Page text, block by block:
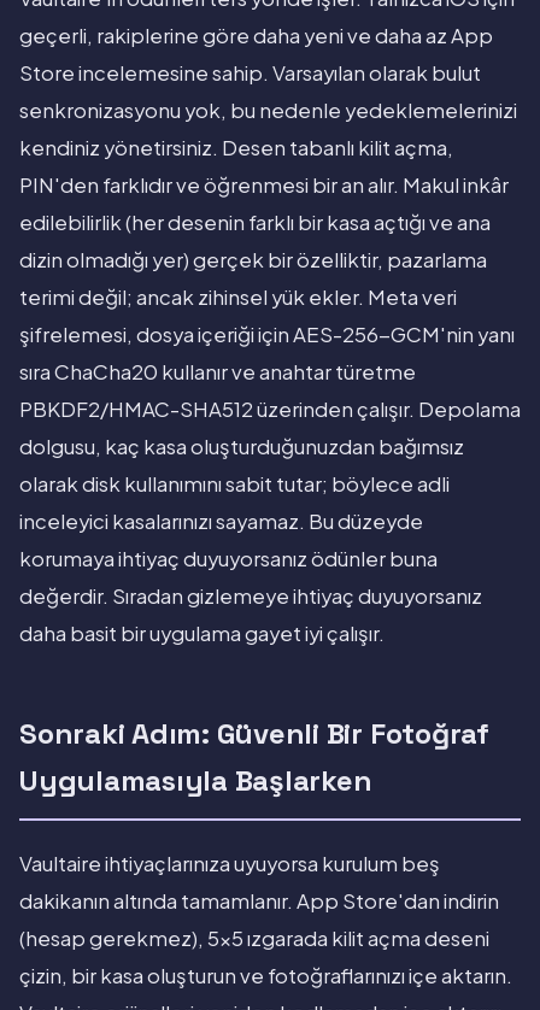
geçerli, rakiplerine göre daha yeni ve daha az App
Store incelemesine sahip. Varsayılan olarak bulut
senkronizasyonu yok, bu nedenle yedeklemelerinizi
kendiniz yönetirsiniz. Desen tabanlı kilit açma,
PIN'den farklıdır ve öğrenmesi bir an alır. Makul inkâr
edilebilirlik (her desenin farklı bir kasa açtığı ve ana
dizin olmadığı yer) gerçek bir özelliktir, pazarlama
terimi değil; ancak zihinsel yük ekler. Meta veri
şifrelemesi, dosya içeriği için AES-256-GCM'nin yanı
sıra ChaCha20 kullanır ve anahtar türetme
PBKDF2/HMAC-SHA512 üzerinden çalışır. Depolama
dolgusu, kaç kasa oluşturduğunuzdan bağımsız
olarak disk kullanımını sabit tutar; böylece adli
inceleyici kasalarınızı sayamaz. Bu düzeyde
korumaya ihtiyaç duyuyorsanız ödünler buna
değerdir. Sıradan gizlemeye ihtiyaç duyuyorsanız
daha basit bir uygulama gayet iyi çalışır.
Sonraki Adım: Güvenli Bir Fotoğraf
Uygulamasıyla Başlarken
Vaultaire ihtiyaçlarınıza uyuyorsa kurulum beş
dakikanın altında tamamlanır. App Store'dan indirin
(hesap gerekmez), 5x5 ızgarada kilit açma deseni
çizin, bir kasa oluşturun ve fotoğraflarınızı içe aktarın.